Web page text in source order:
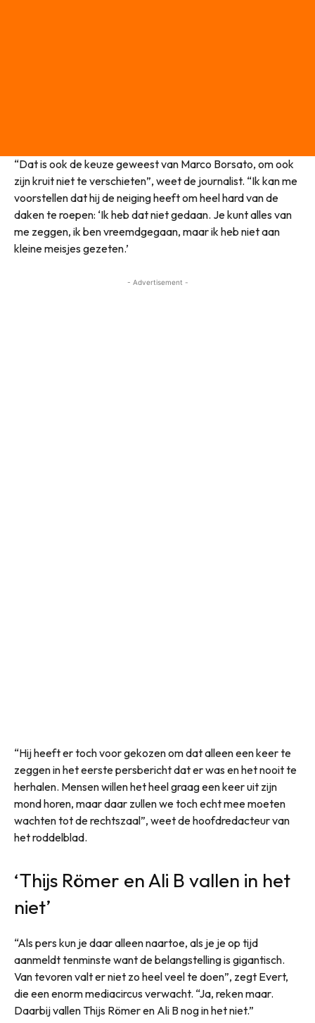
“Dat is ook de keuze geweest van Marco Borsato, om ook
zijn kruit niet te verschieten”, weet de journalist. “Ik kan me
voorstellen dat hij de neiging heeft om heel hard van de
daken te roepen: ‘Ik heb dat niet gedaan. Je kunt alles van
me zeggen, ik ben vreemdgegaan, maar ik heb niet aan
kleine meisjes gezeten.’
- Advertisement -
“Hij heeft er toch voor gekozen om dat alleen een keer te
zeggen in het eerste persbericht dat er was en het nooit te
herhalen. Mensen willen het heel graag een keer uit zijn
mond horen, maar daar zullen we toch echt mee moeten
wachten tot de rechtszaal”, weet de hoofdredacteur van
het roddelblad.
‘Thijs Römer en Ali B vallen in het
niet’
“Als pers kun je daar alleen naartoe, als je je op tijd
aanmeldt tenminste want de belangstelling is gigantisch.
Van tevoren valt er niet zo heel veel te doen”, zegt Evert,
die een enorm mediacircus verwacht. “Ja, reken maar.
Daarbij vallen Thijs Römer en Ali B nog in het niet.”